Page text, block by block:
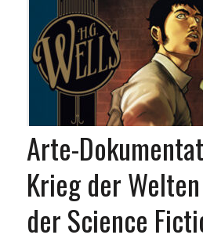
Arte-
Krieg der
der Science